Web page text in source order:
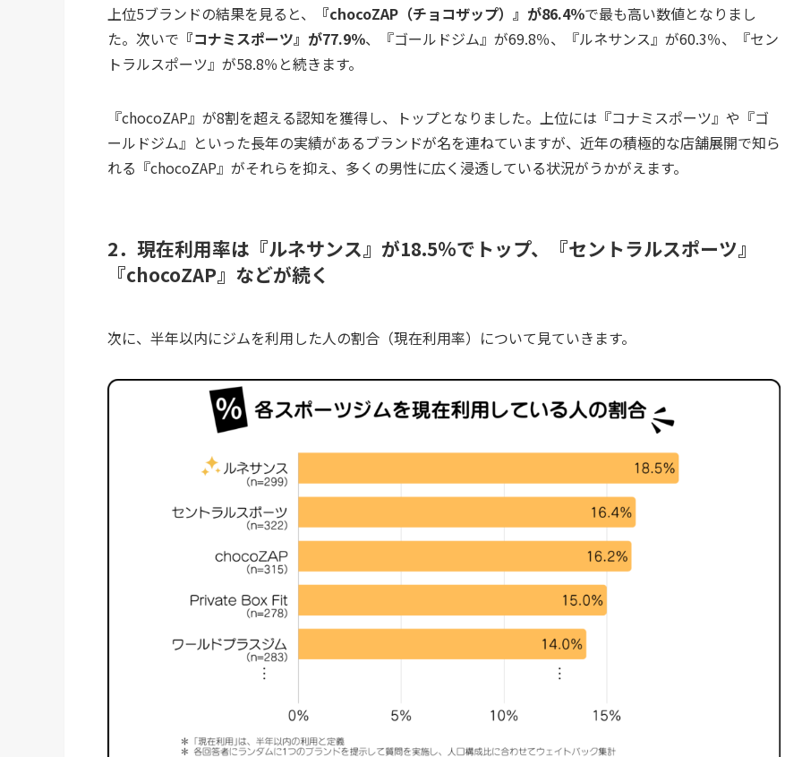
上位5ブランドの結果を見ると、 『chocoZAP（チョコザップ）』が86.4％で最も高い数値となりまし
た。次いで 『コナミスポーツ』が77.9％、『ゴールドジム』が69.8％、『ルネサンス』が60.3％、『セン
トラルスポーツ』が58.8％と続きます。
『chocoZAP』が8割を超える認知を獲得し、トップとなりました。上位には『コナミスポーツ』や『ゴ
ールドジム』といった長年の実績があるブランドが名を連ねていますが、近年の積極的な店舗展開で知ら
れる『chocoZAP』がそれらを抑え、多くの男性に広く浸透している状況がうかがえます。
2．現在利用率は『ルネサンス』が18.5％でトップ、『セントラルスポーツ』
『chocoZAP』などが続く
次に、半年以内にジムを利用した人の割合（現在利用率）について見ていきます。